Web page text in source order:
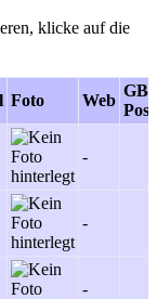
klicke auf die
Foto Web
GB-
-
-
-